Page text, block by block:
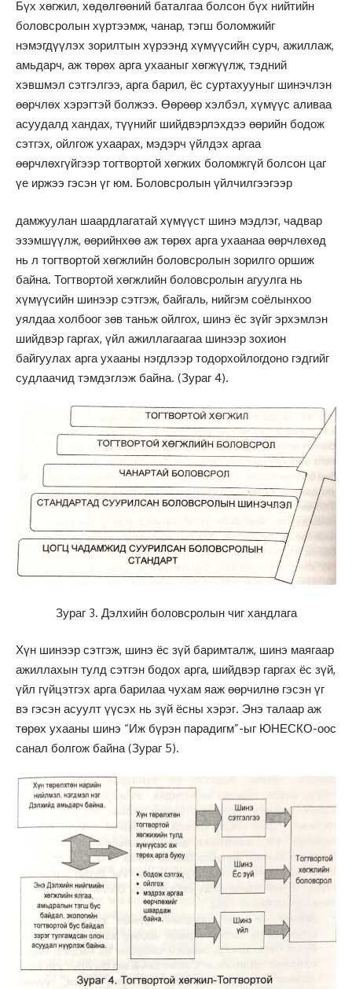
Бүх хөгжил, хөдөлгөөний баталгаа болсон бүх нийтийн
боловсролын хүртээмж, чанар, тэгш боломжийг
нэмэгдүүлэх зорилтын хүрээнд хүмүүсийн сурч, ажиллаж,
амьдарч, аж төрөх арга ухааныг хөгжүүлж, тэдний
хэвшмэл сэтгэлгээ, арга барил, ёс суртахууныг шинэчлэн
өөрчлөх хэрэгтэй болжээ. Өөрөөр хэлбэл, хүмүүс аливаа
асуудалд хандах, түүнийг шийдвэрлэхдээ өөрийн бодож
сэтгэх, ойлгож ухаарах, мэдэрч үйлдэх аргаа
өөрчлөхгүйгээр тогтвортой хөгжих боломжгүй болсон цаг
үе иржээ гэсэн үг юм. Боловсролын үйлчилгээгээр
дамжуулан шаардлагатай хүмүүст шинэ мэдлэг, чадвар
эзэмшүүлж, өөрийнхөө аж төрөх арга ухаанаа өөрчлөхөд
нь л тогтвортой хөгжлийн боловсролын зорилго оршиж
байна. Тогтвортой хөгжлийн боловсролын агуулга нь
хүмүүсийн шинээр сэтгэж, байгаль, нийгэм соёлынхоо
уялдаа холбоог зөв таньж ойлгох, шинэ ёс зүйг эрхэмлэн
шийдвэр гаргах, үйл ажиллагаагаа шинээр зохион
байгуулах арга ухааны нэгдлээр тодорхойлогдоно гэдгийг
судлаачид тэмдэглэж байна. (Зураг 4).
Зураг 3. Дэлхийн боловсролын чиг хандлага
Хүн шинээр сэтгэж, шинэ ёс зүй баримталж, шинэ маягаар
ажиллахын тулд сэтгэн бодох арга, шийдвэр гаргах ёс зүй,
үйл гүйцэтгэх арга барилаа чухам яаж өөрчилнө гэсэн үг
вэ гэсэн асуулт үүсэх нь зүй ёсны хэрэг. Энэ талаар аж
төрөх ухааны шинэ “Иж бүрэн парадигм”-ыг ЮНЕСКО-оос
санал болгож байна (Зураг 5).